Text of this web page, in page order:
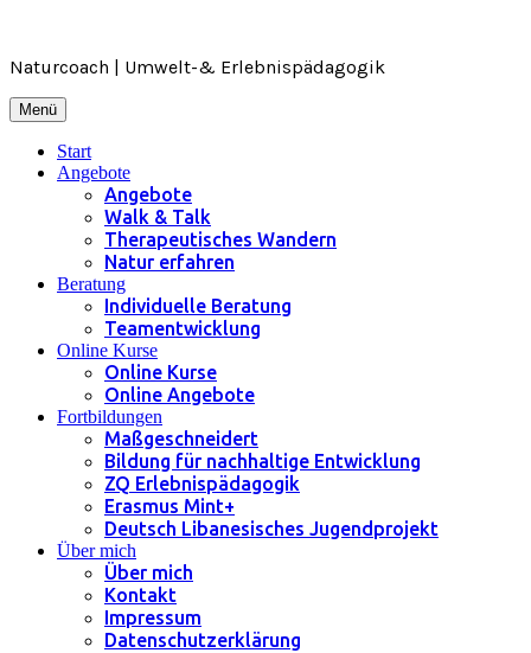
springen
Naturcoach | Umwelt-& Erlebnispädagogik
Menü
Start
Angebote
Angebote
Walk & Talk
Therapeutisches Wandern
Natur erfahren
Beratung
Individuelle Beratung
Teamentwicklung
Online Kurse
Online Kurse
Online Angebote
Fortbildungen
Maßgeschneidert
Bildung für nachhaltige Entwicklung
ZQ Erlebnispädagogik
Erasmus Mint+
Deutsch Libanesisches Jugendprojekt
Über mich
Über mich
Kontakt
Impressum
Datenschutzerklärung